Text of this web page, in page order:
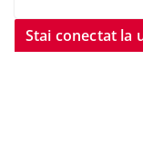
Stai conectat la